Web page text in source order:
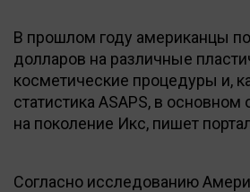
В прошлом году американцы
долларов на различные
косметические процедуры и,
статистика ASAPS, в
на поколение Икс, пишет
Согласно исследованию